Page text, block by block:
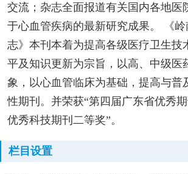
交流；杂志全面报道有关国内各地医
于心血管疾病的最新研究成果。 《
志》本刊本着为提高各级医疗卫生技
平及知识更新为宗旨，以高、中级医
象，以心血管临床为基础，提高与普
性期刊。并荣获“第四届广东省优秀
优秀科技期刊二等奖”。
栏目设置